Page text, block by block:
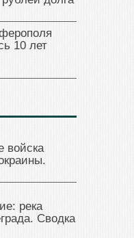
10 лет
войска
река
Сводка